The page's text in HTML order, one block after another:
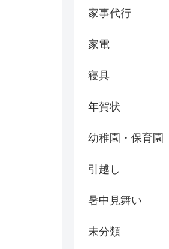
家事代行
家電
寝具
年賀状
幼稚園・保育園
引越し
暑中見舞い
未分類